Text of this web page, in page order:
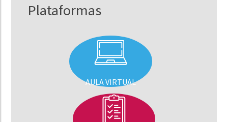
Plataformas
AULA VIRTUAL